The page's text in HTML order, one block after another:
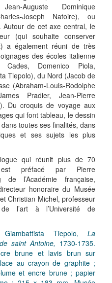
Auguste Dominique
Joseph Natoire), ou
Autour de cet axe central, le
(qui souhaite conserver
a également réuni de très
des écoles italienne
Cades, Domenico Piola,
Tiepolo), du Nord (Jacob de
(Abraham-Louis-Rodolphe
Pradier, Jean-Pierre
Du croquis de voyage aux
qui font tableau, le dessin
dans toutes ses finalités, dans
et ses sujets les plus
qui réunit plus de 70
préfacé par Pierre
de l’Académie française,
honoraire du Musée
Christian Michel, professeur
de l’art à l’Université de
Tiepolo, La
saint Antoine, 1730-1735.
brune et lavis brun sur
au crayon de graphite ;
et encre brune ; papier